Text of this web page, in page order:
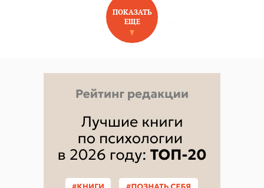
НОВОЕ НА САЙТЕ
ПОКАЗАТЬ
ЕЩЕ